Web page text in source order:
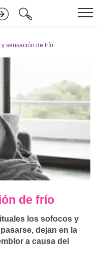
y sensación de frío
de frío
los sofocos y
dejan en la
a causa del